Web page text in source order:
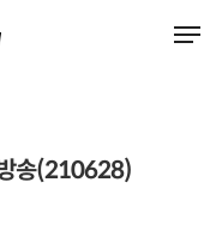
송(210628)